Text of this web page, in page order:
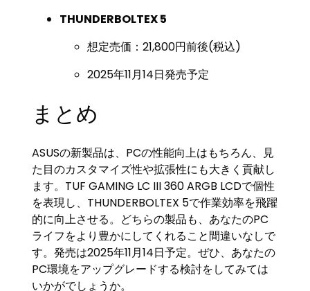
THUNDERBOLTEX 5
想定売価：21,800円前後(税込)
2025年11月14日発売予定
まとめ
ASUSの新製品は、PCの性能向上はもちろん、見
た目のカスタマイズ性や拡張性にも大きく貢献し
ます。TUF GAMING LC III 360 ARGB LCDで個性
を表現し、THUNDERBOLTEX 5で作業効率を飛躍
的に向上させる。どちらの製品も、あなたのPC
ライフをより豊かにしてくれること間違いなしで
す。発売は2025年11月14日予定。ぜひ、あなたの
PC環境をアップグレードする検討をしてみては
いかがでしょうか。